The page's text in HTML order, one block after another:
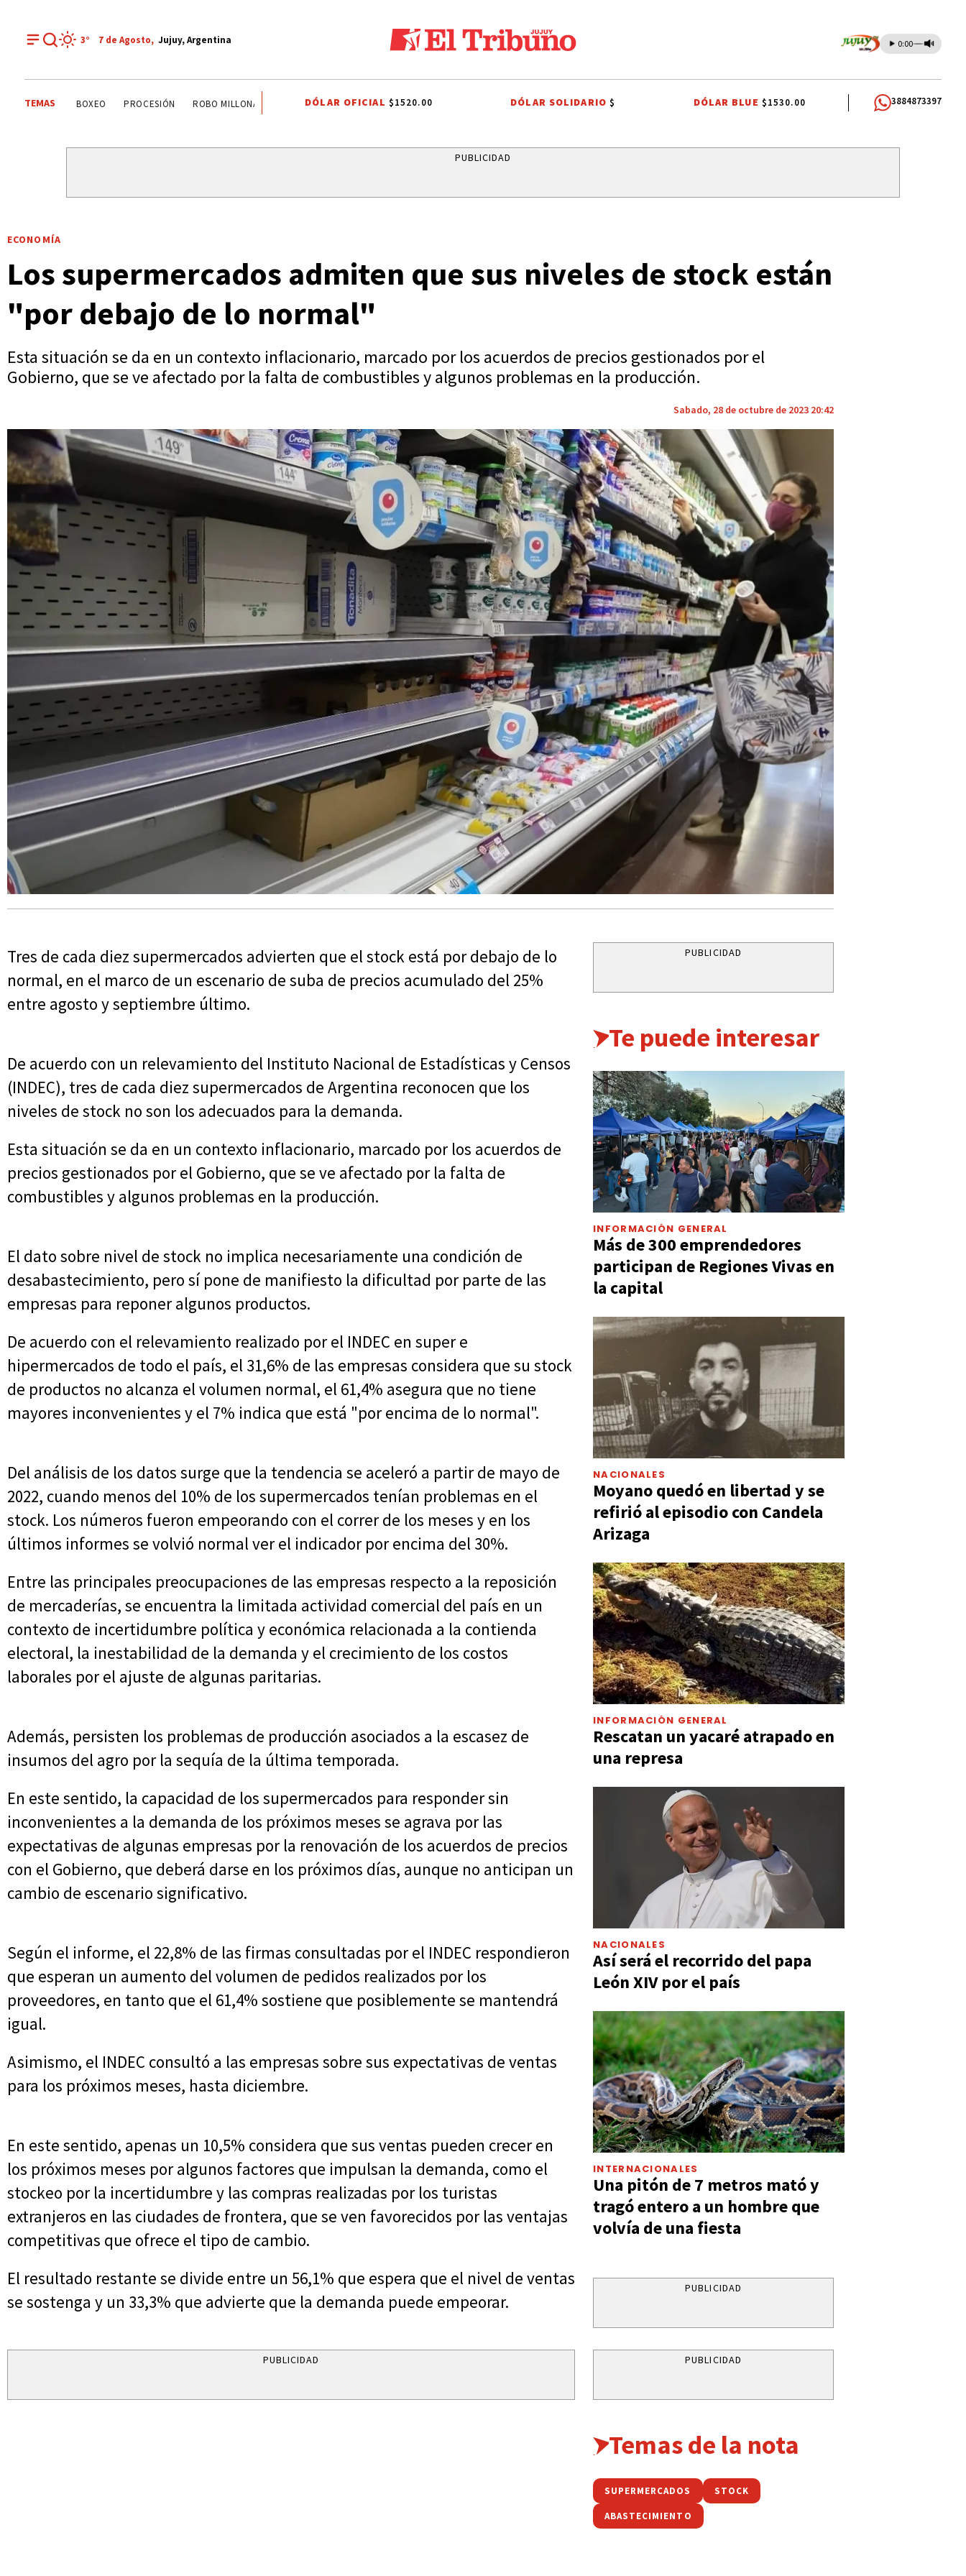
3° 7 de Agosto, Jujuy, Argentina 0:00
TEMAS PALPALÁ EL CARMEN ALTO COMEDERO PROCESIÓN ROBO MILLONARIO CRIMEN PRIMERA NACIONAL COMUNIDADES INDÍGENAS AUTOMOVILISMO
DÓLAR OFICIAL $1520.00 DÓLAR SOLIDARIO$ DÓLAR BLUE $1530.00 3884873397
PUBLICIDAD
ECONOMÍA
Los supermercados admiten que sus niveles de stock están
"por debajo de lo normal"
Esta situación se da en un contexto inflacionario, marcado por los acuerdos de precios gestionados por el
Gobierno, que se ve afectado por la falta de combustibles y algunos problemas en la producción.
Sabado, 28 de octubre de 2023 20:42
Tres de cada diez supermercados advierten que el stock está por debajo de lo
normal, en el marco de un escenario de suba de precios acumulado del 25%
entre agosto y septiembre último.
De acuerdo con un relevamiento del Instituto Nacional de Estadísticas y Censos
(INDEC), tres de cada diez supermercados de Argentina reconocen que los
niveles de stock no son los adecuados para la demanda.
Esta situación se da en un contexto inflacionario, marcado por los acuerdos de
precios gestionados por el Gobierno, que se ve afectado por la falta de
combustibles y algunos problemas en la producción.
El dato sobre nivel de stock no implica necesariamente una condición de
desabastecimiento, pero sí pone de manifiesto la dificultad por parte de las
empresas para reponer algunos productos.
De acuerdo con el relevamiento realizado por el INDEC en super e
hipermercados de todo el país, el 31,6% de las empresas considera que su stock
de productos no alcanza el volumen normal, el 61,4% asegura que no tiene
mayores inconvenientes y el 7% indica que está "por encima de lo normal".
Del análisis de los datos surge que la tendencia se aceleró a partir de mayo de
2022, cuando menos del 10% de los supermercados tenían problemas en el
stock. Los números fueron empeorando con el correr de los meses y en los
últimos informes se volvió normal ver el indicador por encima del 30%.
Entre las principales preocupaciones de las empresas respecto a la reposición
de mercaderías, se encuentra la limitada actividad comercial del país en un
contexto de incertidumbre política y económica relacionada a la contienda
electoral, la inestabilidad de la demanda y el crecimiento de los costos
laborales por el ajuste de algunas paritarias.
Además, persisten los problemas de producción asociados a la escasez de
insumos del agro por la sequía de la última temporada.
En este sentido, la capacidad de los supermercados para responder sin
inconvenientes a la demanda de los próximos meses se agrava por las
expectativas de algunas empresas por la renovación de los acuerdos de precios
con el Gobierno, que deberá darse en los próximos días, aunque no anticipan un
cambio de escenario significativo.
Según el informe, el 22,8% de las firmas consultadas por el INDEC respondieron
que esperan un aumento del volumen de pedidos realizados por los
proveedores, en tanto que el 61,4% sostiene que posiblemente se mantendrá
igual.
Asimismo, el INDEC consultó a las empresas sobre sus expectativas de ventas
para los próximos meses, hasta diciembre.
En este sentido, apenas un 10,5% considera que sus ventas pueden crecer en
los próximos meses por algunos factores que impulsan la demanda, como el
stockeo por la incertidumbre y las compras realizadas por los turistas
extranjeros en las ciudades de frontera, que se ven favorecidos por las ventajas
competitivas que ofrece el tipo de cambio.
El resultado restante se divide entre un 56,1% que espera que el nivel de ventas
se sostenga y un 33,3% que advierte que la demanda puede empeorar.
PUBLICIDAD
PUBLICIDAD
Te puede interesar
INFORMACIÓN GENERAL
Más de 300 emprendedores
participan de Regiones Vivas en
la capital
NACIONALES
Moyano quedó en libertad y se
refirió al episodio con Candela
Arizaga
INFORMACIÓN GENERAL
Rescatan un yacaré atrapado en
una represa
NACIONALES
Así será el recorrido del papa
León XIV por el país
INTERNACIONALES
Una pitón de 7 metros mató y
tragó entero a un hombre que
volvía de una fiesta
PUBLICIDAD
PUBLICIDAD
Temas de la nota
SUPERMERCADOS STOCK
ABASTECIMIENTO